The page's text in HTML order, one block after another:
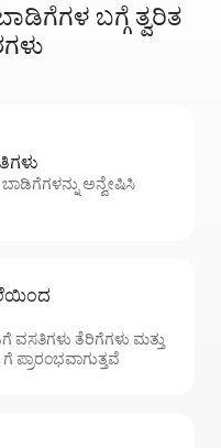
ಬಗ್ಗೆ ತ್ವರಿತ
ಅನ್ವೇಷಿಸಿ
ತೆರಿಗೆಗಳು ಮತ್ತು
ಗೆ ಪ್ರಾರಂಭವಾಗುತ್ತವೆ